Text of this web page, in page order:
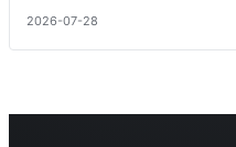
2026-07-28